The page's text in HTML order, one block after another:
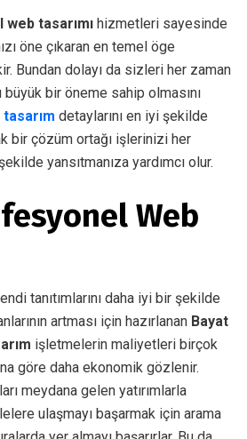
tasarımı hizmetleri sayesinde
öne çıkaran en temel öge
Bundan dolayı da sizleri her zaman
büyük bir öneme sahip olmasını
detaylarını en iyi şekilde
bir çözüm ortağı işlerinizi her
yansıtmanıza yardımcı olur.
Web
tanıtımlarını daha iyi bir şekilde
artması için hazırlanan Bayat
işletmelerin maliyetleri birçok
göre daha ekonomik gözlenir.
meydana gelen yatırımlarla
ulaşmayı başarmak için arama